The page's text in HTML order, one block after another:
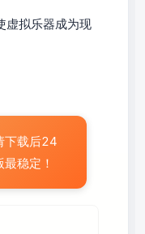
拟乐器成为现
下载后24
稳定！